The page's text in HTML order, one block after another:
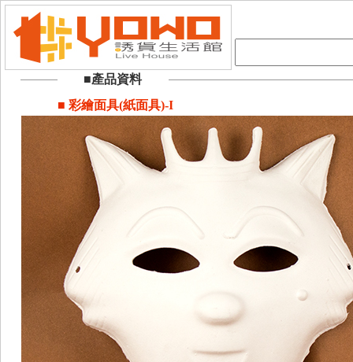
■產品資料
■ 彩繪面具(紙面具)-I